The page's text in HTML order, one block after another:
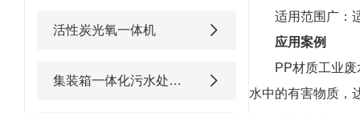
活性炭光氧一体机
集装箱一体化污水处理设备
适用范围广：
应用案例
PP材质工业
水中的有害物质，